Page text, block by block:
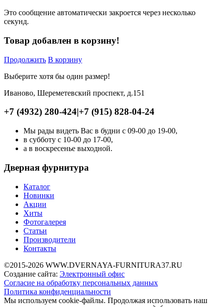
Это сообщение автоматически закроется через несколько
секунд.
Товар добавлен в корзину!
Продолжить В корзину
Выберите хотя бы один размер!
Иваново, Шереметевский проспект, д.151
+7 (4932) 280-424|+7 (915) 828-04-24
Мы рады видеть Вас в будни с 09-00 до 19-00,
в субботу с 10-00 до 17-00,
а в воскресенье выходной.
Дверная фурнитура
Каталог
Новинки
Акции
Хиты
Фотогалерея
Статьи
Производители
Контакты
©2015-2026 WWW.DVERNAYA-FURNITURA37.RU
Создание сайта: Электронный офис
Согласие на обработку персональных данных
Политика конфиденциальности
Мы используем cookie-файлы. Продолжая использовать наш